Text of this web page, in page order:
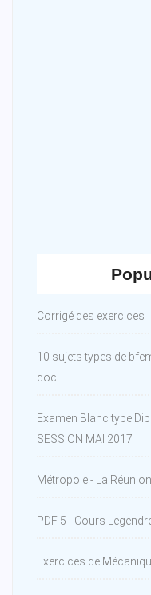
Corrigé des exercices
10 sujets types de
doc
Examen Blanc type
SESSION MAI 2017
Métropole - La
PDF 5 - Cours
Exercices de